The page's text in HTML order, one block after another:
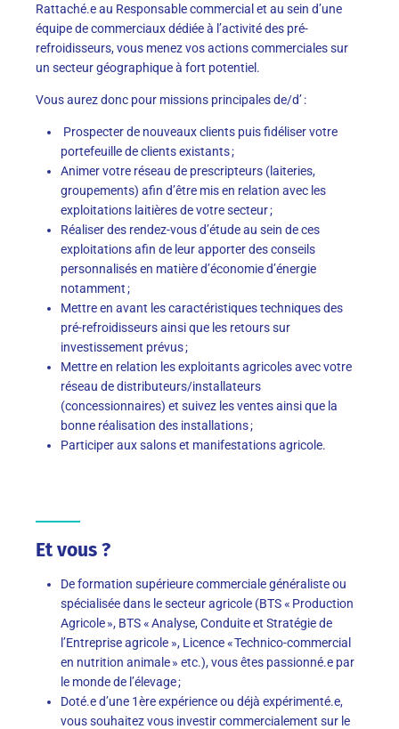
Rattaché.e au Responsable commercial et au sein d’une
équipe de commerciaux dédiée à l’activité des pré-
refroidisseurs, vous menez vos actions commerciales sur
un secteur géographique à fort potentiel.
Vous aurez donc pour missions principales de/d’ :
Prospecter de nouveaux clients puis fidéliser votre
portefeuille de clients existants ;
Animer votre réseau de prescripteurs (laiteries,
groupements) afin d’être mis en relation avec les
exploitations laitières de votre secteur ;
Réaliser des rendez-vous d’étude au sein de ces
exploitations afin de leur apporter des conseils
personnalisés en matière d’économie d’énergie
notamment ;
Mettre en avant les caractéristiques techniques des
pré-refroidisseurs ainsi que les retours sur
investissement prévus ;
Mettre en relation les exploitants agricoles avec votre
réseau de distributeurs/installateurs
(concessionnaires) et suivez les ventes ainsi que la
bonne réalisation des installations ;
Participer aux salons et manifestations agricole.
Et vous ?
De formation supérieurecommerciale généraliste ou
spécialisée dans le secteur agricole (BTS « Production
Agricole », BTS « Analyse, Conduite et Stratégie de
l’Entreprise agricole », Licence « Technico-commercial
en nutrition animale » etc.), vous êtes passionné.e par
le monde de l’élevage ;
Doté.e d’une 1èreexpérience ou déjà expérimenté.e,
vous souhaitez vous investir commercialement sur le